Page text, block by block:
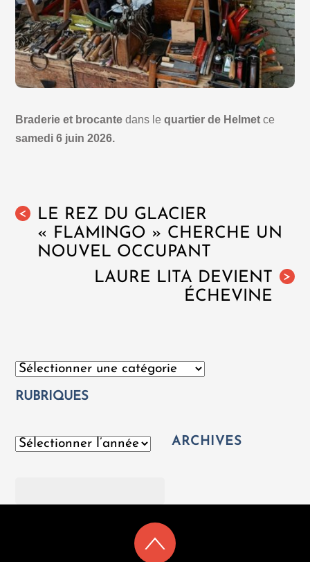
Braderie et brocante dans le quartier de Helmet ce
samedi 6 juin 2026.
<
LE REZ DU GLACIER
« FLAMINGO » CHERCHE UN
NOUVEL OCCUPANT
>
LAURE LITA DEVIENT
ÉCHEVINE
Catégories
RUBRIQUES
Archives ARCHIVES